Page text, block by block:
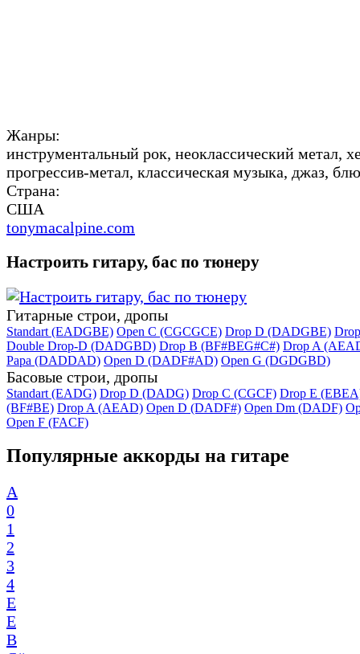
Жанры:
инструментальный рок, неоклассический метал,
прогрессив-метал, классическая музыка, джаз,
Страна:
США
tonymacalpine.com
Настроить гитару, бас по тюнеру
Гитарные строи, дропы
Standart (EADGBE) Open C (CGCGCE) Drop D (DADGBE)
Double Drop-D (DADGBD) Drop B (BF#BEG#C#) Drop A
Papa (DADDAD) Open D (DADF#AD) Open G (DGDGBD)
Басовые строи, дропы
Standart (EADG) Drop D (DADG) Drop C (CGCF) Drop E
(BF#BE) Drop A (AEAD) Open D (DADF#) Open Dm (DADF)
Open F (FACF)
Популярные аккорды на гитаре
A
0
1
2
3
4
E
E
B